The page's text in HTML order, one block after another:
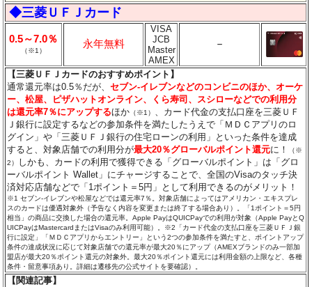
◆三菱ＵＦＪカード
0.5～7.0％
（※1）
永年無料
VISA
JCB
Master
AMEX
－
【三菱ＵＦＪカードのおすすめポイント】
通常還元率は0.5％だが、セブン‐イレブンなどのコンビニのほか、オーケ
ー、松屋、ピザハットオンライン、くら寿司、スシローなどでの利用分
は還元率7％にアップするほか （※1） 、カード代金の支払口座を三菱ＵＦ
Ｊ銀行に設定するなどの参加条件を満たしたうえで「ＭＤＣアプリのロ
グイン」や「三菱ＵＦＪ銀行の住宅ローンの利用」といった条件を達成
すると、対象店舗での利用分が最大20％グローバルポイント還元に！
（※
2）
しかも、カードの利用で獲得できる「グローバルポイント」は「グロ
ーバルポイント Wallet」にチャージすることで、全国のVisaのタッチ決
済対応店舗などで「1ポイント＝5円」として利用できるのがメリット！
※1 セブン‐イレブンや松屋などでは還元率7％。対象店舗によってはアメリカン・エキスプレ
スのカードは優遇対象外（予告なく内容を変更または終了する場合あり）。「1ポイント＝5円
相当」の商品に交換した場合の還元率。Apple PayはQUICPayでの利用が対象（Apple PayとQ
UICPayはMastercardまたはVisaのみ利用可能）。※2「カード代金の支払口座を三菱ＵＦＪ銀
行に設定」「ＭＤＣアプリからエントリー」という2つの参加条件を満たすと、ポイントアップ
条件の達成状況に応じて対象店舗での還元率が最大20％にアップ（AMEXブランドのみ一部加
盟店が最大20％ポイント還元の対象外。最大20％ポイント還元には利用金額の上限など、各種
条件・留意事項あり。詳細は遷移先の公式サイトを要確認）。
【関連記事】